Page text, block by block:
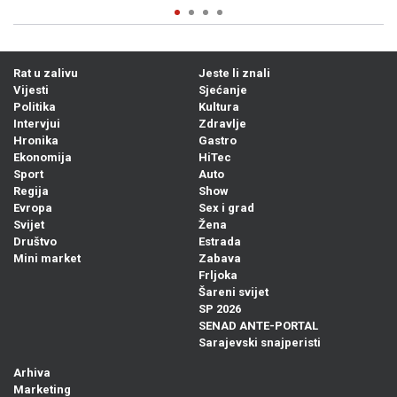
Rat u zalivu
Vijesti
Politika
Intervjui
Hronika
Ekonomija
Sport
Regija
Evropa
Svijet
Društvo
Mini market
Jeste li znali
Sjećanje
Kultura
Zdravlje
Gastro
HiTec
Auto
Show
Sex i grad
Žena
Estrada
Zabava
Frljoka
Šareni svijet
SP 2026
SENAD ANTE-PORTAL
Sarajevski snajperisti
Arhiva
Marketing